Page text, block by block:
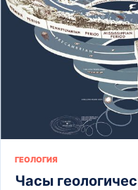
ГЕОЛОГИЯ
Часы